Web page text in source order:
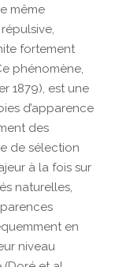
même
fortement
phénomène,
1879), est une
d’apparence
des
de sélection
à la fois sur
naturelles,
en
niveau